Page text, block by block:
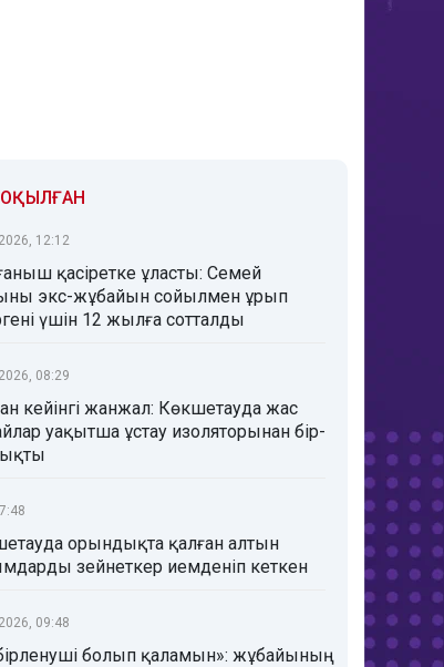
12:12
қасіретке ұласты: Семей
экс-жұбайын сойылмен ұрып
үшін 12 жылға сотталды
08:29
кейінгі жанжал: Көкшетауда жас
уақытша ұстау изоляторынан бір-
орындықта қалған алтын
зейнеткер иемденіп кеткен
09:48
болып қаламын»: жұбайының